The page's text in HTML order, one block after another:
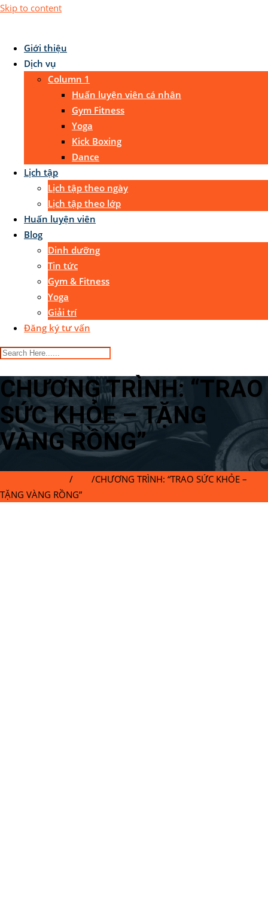
Skip to content
Giới thiệu
Dịch vụ
Column 1
Huấn luyện viên cá nhân
Gym Fitness
Yoga
Kick Boxing
Dance
Lịch tập
Lịch tập theo ngày
Lịch tập theo lớp
Huấn luyện viên
Blog
Dinh dưỡng
Tin tức
Gym & Fitness
Yoga
Giải trí
Đăng ký tư vấn
CHƯƠNG TRÌNH: “TRAO
SỨC KHỎE – TẶNG
VÀNG RỒNG”
/ /CHƯƠNG TRÌNH: “TRAO SỨC KHỎE –
TẶNG VÀNG RỒNG”